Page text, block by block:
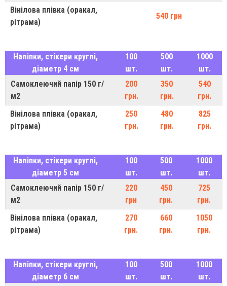
Вінілова плівка (оракал,
рітрама)
540 грн
Наліпки, стікери круглі,
діаметр 4 см
100
шт.
500
шт.
1000
шт.
Самоклеючий папір 150 г/
м2
200
грн.
350
грн.
540
грн.
Вінілова плівка (оракал,
рітрама)
250
грн.
480
грн.
825
грн.
Наліпки, стікери круглі,
діаметр 5 см
100
шт.
500
шт.
1000
шт.
Самоклеючий папір 150 г/
м2
220
грн
450
грн.
725
грн.
Вінілова плівка (оракал,
рітрама)
270
грн.
660
грн.
1050
грн.
Наліпки, стікери круглі,
діаметр 6 см
100
шт.
500
шт.
1000
шт.